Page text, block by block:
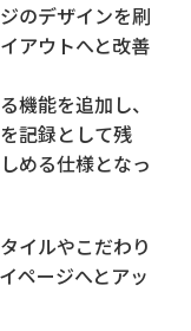
のデザインを刷
アウトへと改善
機能を追加し、
記録として残
める仕様となっ
イルやこだわり
ページへとアッ